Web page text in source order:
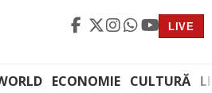
LIVE
ECONOMIE CULTURĂ